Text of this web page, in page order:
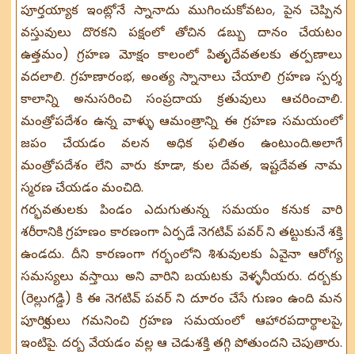
పూర్తయ్యాక ఇంట్లోనే స్నానాదు ముగించుకోవటం, పైన చెప్పిన
వస్తువులు దొరకని పక్షంలో తోచిన డబ్బు దానం చేయటం
ఉత్తమం) గ్రహణ మోక్షం కాలంలో పితృదేవతలకు తర్పణాలు
వదలాలి. గ్రహణారంభ, అంత్య స్నానాలు చేయాలి గ్రహణ స్పర్శ
కాలాన్ని అనుసరించి సంప్రదాయ క్రతువులు ఆచరించాలి.
మంత్రోపదేశం ఉన్న వాళ్ళు ఆమంత్రాన్ని ఈ గ్రహణ సమయంలో
జపం చేయడం వలన అధిక ఫలితం ఉంటుంది.అలాగే
మంత్రోపదేశం లేని వారు కూడా, కుల దేవత, ఇష్టదేవత నామ
స్మరణ చేయడం మంచిది.
గర్భవతులకు పిండం ఎదుగుతున్న సమయం కనుక వారి
శరీరానికి గ్రహణం కారణంగా ఏర్పడే నెగటివ్ పవర్ ని తట్టుకునే శక్తి
ఉండదు. దీని కారణంగా గర్భంలోని శిశువులకు ఏవైనా ఆరోగ్య
సమస్యలు వస్తాయి అని వారిని బయటకు వెళ్ళనీయరు. దర్బకు
(రెల్లుగడ్డి) కి ఈ నెగటివ్ పవర్ ని దూరం చేసే గుణం ఉంది మన
పూర్వికులు గమనించి గ్రహణ సమయంలో ఆహారపదార్థాలపై,
ఇంటిపై. దర్బ వేయడం వల్ల ఆ చెడుశక్తి తగ్గి పోతుందని చెపుతారు.